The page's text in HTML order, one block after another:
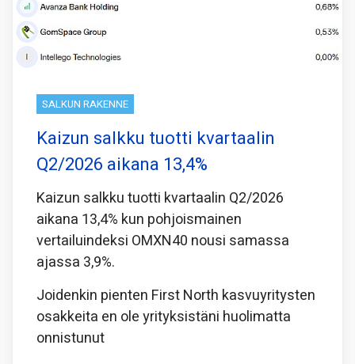
SALKUN RAKENNE
Kaizun salkku tuotti kvartaalin
Q2/2026 aikana 13,4%
Kaizun salkku tuotti kvartaalin Q2/2026
aikana 13,4% kun pohjoismainen
vertailuindeksi OMXN40 nousi samassa
ajassa 3,9%.
Joidenkin pienten First North kasvuyritysten
osakkeita en ole yrityksistäni huolimatta
onnistunut